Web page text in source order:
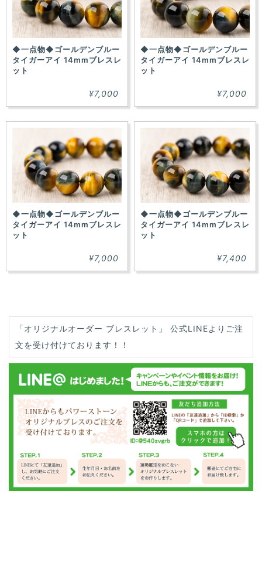
◆一点物◆ゴールデンブルー
タイガーアイ 14mmブレスレ
ット
¥7,000
◆一点物◆ゴールデンブルー
タイガーアイ 14mmブレスレ
ット
¥7,000
◆一点物◆ゴールデンブルー
タイガーアイ 14mmブレスレ
ット
¥7,000
◆一点物◆ゴールデンブルー
タイガーアイ 14mmブレスレ
ット
¥7,400
「オリジナルオーダー ブレスレット」 公式LINEよりご注
文を受け付けております！！